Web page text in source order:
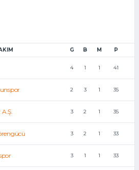
G B M P
4 1 1 41
2 3 1 35
3 2 1 35
3 2 1 33
3 1 1 33